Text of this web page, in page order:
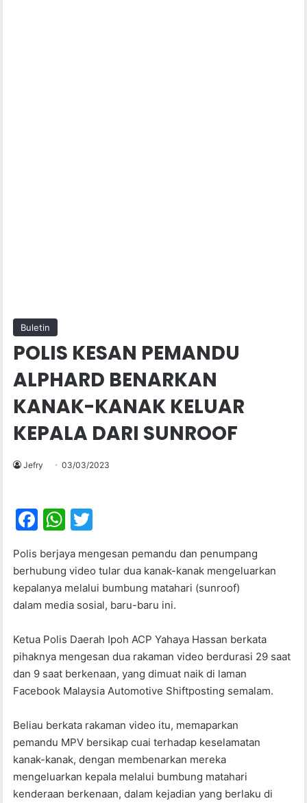
Buletin
POLIS KESAN PEMANDU
ALPHARD BENARKAN
KANAK-KANAK KELUAR
KEPALA DARI SUNROOF
Jefry 03/03/2023
F
c
e
b
o
o
k
W
at
s
A
p
p
itt
er
Polis berjaya mengesan pemandu dan penumpang
berhubung video tular dua kanak-kanak mengeluarkan
kepalanya melalui bumbung matahari (sunroof)
dalam media sosial, baru-baru ini.
Ketua Polis Daerah Ipoh ACP Yahaya Hassan berkata
pihaknya mengesan dua rakaman video berdurasi 29 saat
dan 9 saat berkenaan, yang dimuat naik di laman
Facebook Malaysia Automotive Shiftposting semalam.
Beliau berkata rakaman video itu, memaparkan
pemandu MPV bersikap cuai terhadap keselamatan
kanak-kanak, dengan membenarkan mereka
mengeluarkan kepala melalui bumbung matahari
kenderaan berkenaan, dalam kejadian yang berlaku di